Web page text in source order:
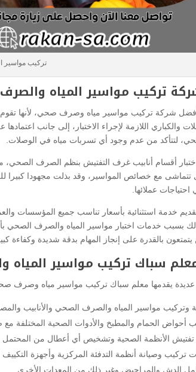
تركيب مواسير
تركيب مواسير المياه والصرف
شركة تركيب مواسير مياه وصرف صحي، لأنها تقوم
والكباري اللازمة لإجراء الاختبار، إلى جانب
لتتأكد من عدم وجود أي تسربات مياه في الوصلات.
أقسام أنابيب غرف التفتيش بنظم الصرف
مع خصائص المواسير، وقد بذلت مجهودا كبيرا
احتياجات عملائها.
تقديم خدمة استثنائية بأسعار تناسب جميع المؤسسات
بسبب خدمات اختبار مواسير المياه والصرف الصحي
يتمتعون بالقدرة على إنجاز المهام بدقة شديدة وكفاءة
سباك تركيب مواسير المياه
يقدمها معلم سباك تركيب مواسير مياه وصرف
وتركيب مواسير المياه والصرف الصحي والأنابيب
أحواض الحمام والمطبخ والأدوات الصحية المختلفة
الأنظمة الصحية وتشخيص أي أعطال من المحتمل
تركيب وصيانة أنظمة التدفئة المركزية وأجهزة التكييف
الدش والمراحيض وغير ذلك من المعدات الأخرى.